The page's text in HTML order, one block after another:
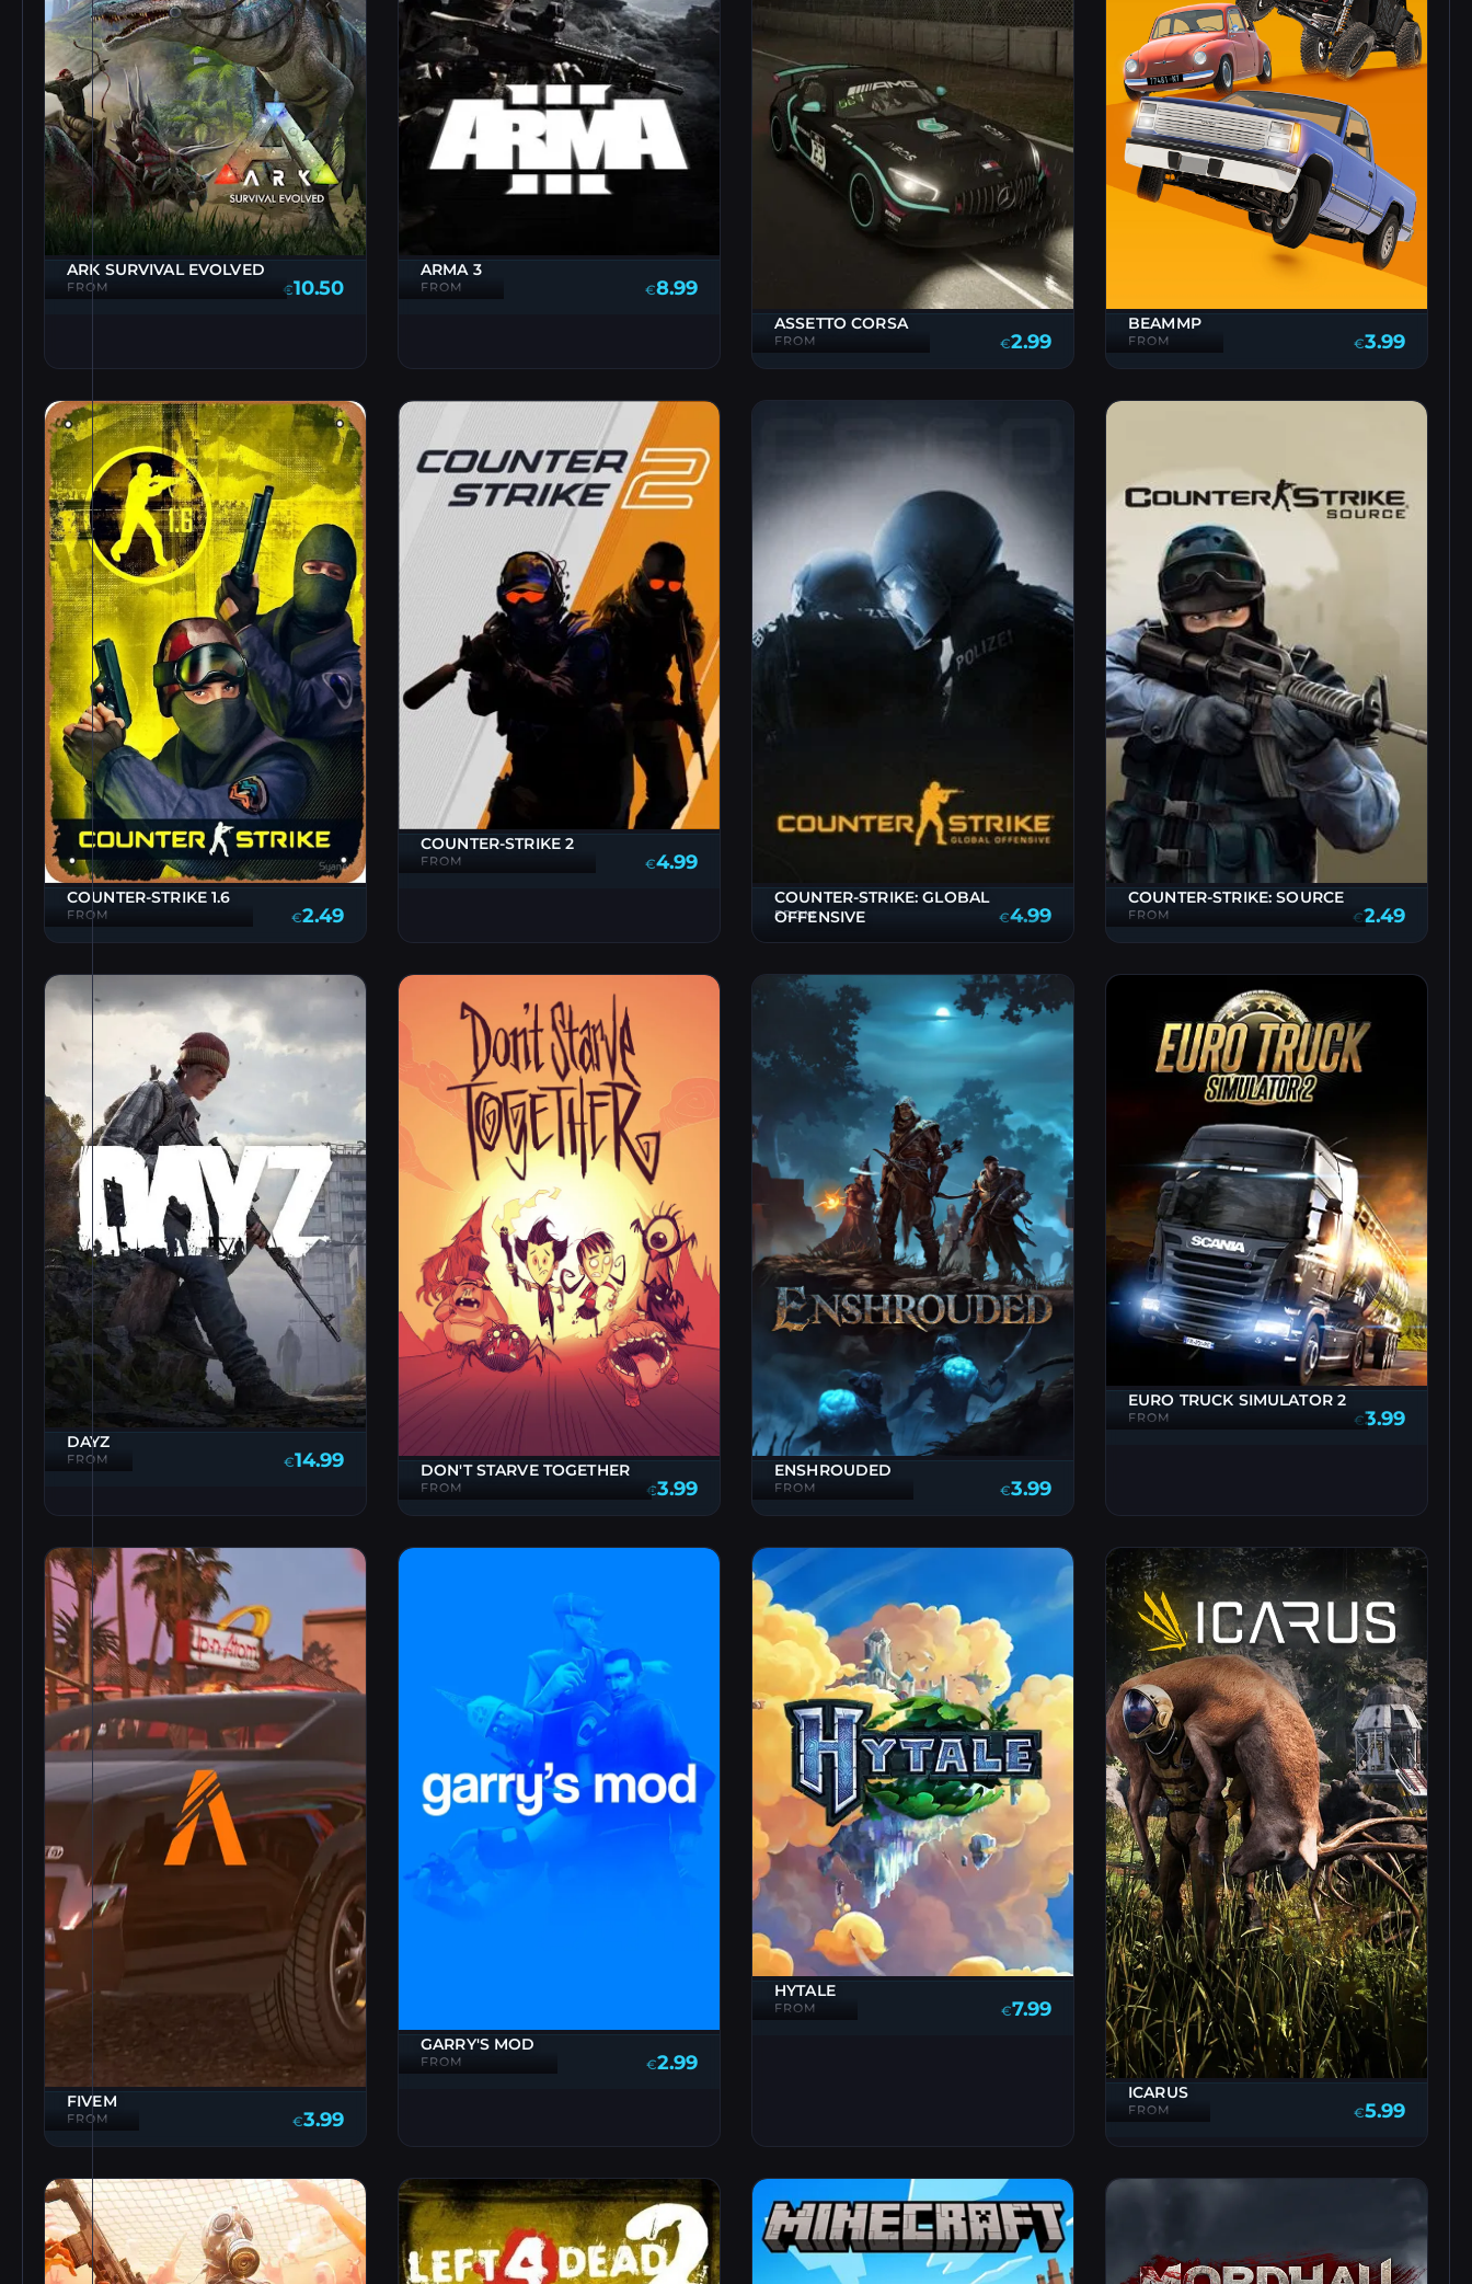
ARK SURVIVAL EVOLVED
FROM €10.50
ARMA 3
FROM €8.99
ASSETTO CORSA
FROM €2.99
BEAMMP
FROM €3.99
COUNTER-STRIKE 1.6
FROM €2.49
COUNTER-STRIKE 2
FROM €4.99
COUNTER-STRIKE: GLOBAL
OFFENSIVE
FROM €4.99
COUNTER-STRIKE: SOURCE
FROM €2.49
DAYZ
FROM €14.99 DON'T STARVE TOGETHER
FROM €3.99
ENSHROUDED
FROM €3.99
EURO TRUCK SIMULATOR 2
FROM €3.99
FIVEM
FROM €3.99
GARRY'S MOD
FROM €2.99
HYTALE
FROM €7.99
ICARUS
FROM €5.99